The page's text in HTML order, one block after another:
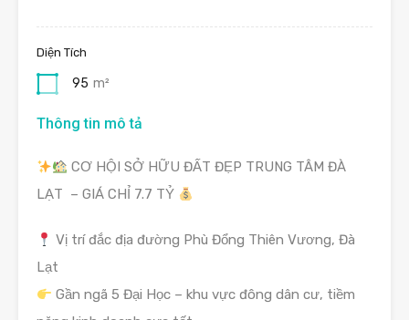
Diện Tích
95 m²
Thông tin mô tả
CƠ HỘI SỞ HỮU ĐẤT ĐẸP TRUNG TÂM ĐÀ
LẠT – GIÁ CHỈ 7.7 TỶ
Vị trí đắc địa đường Phù Đổng Thiên Vương, Đà
Lạt
Gần ngã 5 Đại Học – khu vực đông dân cư, tiềm